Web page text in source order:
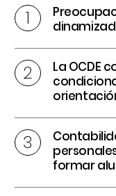
La OCDE
formar